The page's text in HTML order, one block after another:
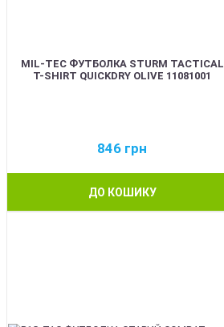
MIL-TEC ФУТБОЛКА STURM TACTICAL
T-SHIRT QUICKDRY OLIVE 11081001
846 грн
ДО КОШИКУ